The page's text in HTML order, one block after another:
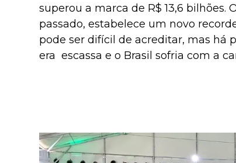
superou a marca de R$ 13,6 bilhões.
passado, estabelece um novo
pode ser difícil de acreditar, mas há
era escassa e o Brasil sofria com a